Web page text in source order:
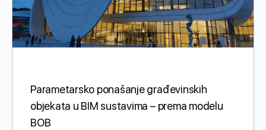
Parametarsko ponašanje građevinskih
objekata u BIM sustavima – prema modelu
BOB